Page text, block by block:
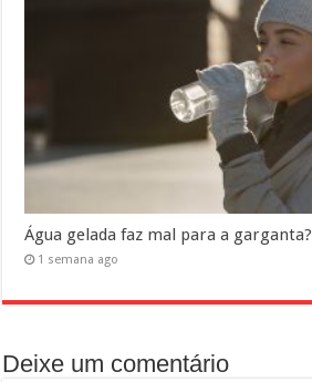
Água gelada faz mal para a garganta?
1 semana ago
Deixe um comentário